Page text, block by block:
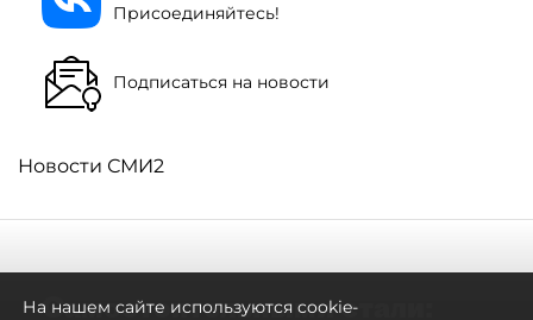
Присоединяйтесь!
Подписаться на новости
Новости СМИ2
Самостоятельными стали:
На нашем сайте используются cookie-